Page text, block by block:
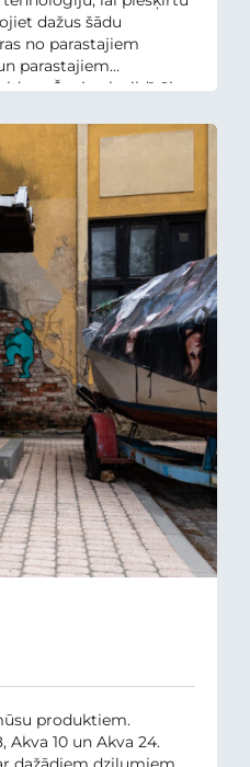
dažus šādu
no parastajiem
parastajiem
Šuvju aizpildītājs
produktiem.
10 un Akva 24.